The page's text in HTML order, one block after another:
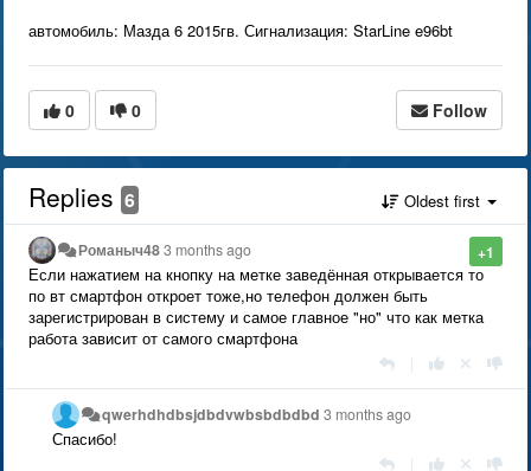
автомобиль: Мазда 6 2015гв. Сигнализация: StarLine e96bt
0 0 Follow
Replies 6 Oldest first
+1
Романыч483 months ago
Если нажатием на кнопку на метке заведённая открывается то
по вт смартфон откроет тоже,но телефон должен быть
зарегистрирован в систему и самое главное "но" что как метка
работа зависит от самого смартфона
qwerhdhdbsjdbdvwbsbdbdbd 3 months ago
Спасибо!